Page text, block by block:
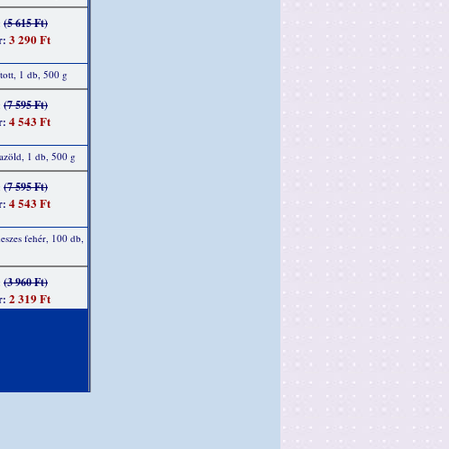
(5 615 Ft)
3 290 Ft
1 db, 500 g
(7 595 Ft)
4 543 Ft
1 db, 500 g
(7 595 Ft)
4 543 Ft
fehér, 100 db,
(3 960 Ft)
2 319 Ft